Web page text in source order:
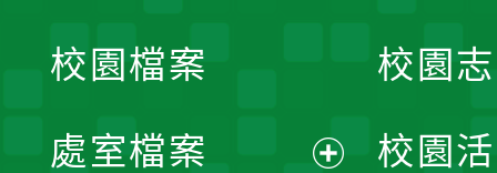
單
校園檔案
處室檔案
校園
校園